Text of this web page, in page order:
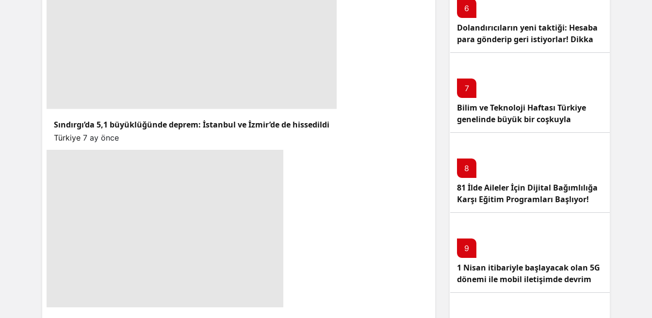
Sındırgı’da 5,1 büyüklüğünde deprem: İstanbul ve İzmir’de de hissedildi
Türkiye 7 ay önce
6
Dolandırıcıların yeni taktiği: Hesaba
para gönderip geri istiyorlar! Dikkat
Edin!
7
Bilim ve Teknoloji Haftası Türkiye
genelinde büyük bir coşkuyla
kutlandı: İşte Etkinlikler ve
8
81 İlde Aileler İçin Dijital Bağımlılığa
Karşı Eğitim Programları Başlıyor!
9
1 Nisan itibariyle başlayacak olan 5G
dönemi ile mobil iletişimde devrim
başlıyor!